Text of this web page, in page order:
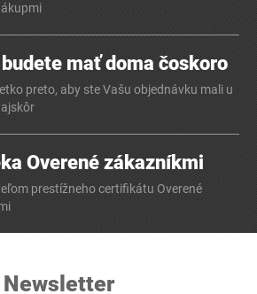
mať doma čoskoro
preto, aby ste Vašu objednávku mali u
Overené zákazníkmi
prestížneho certifikátu Overené
Newsletter